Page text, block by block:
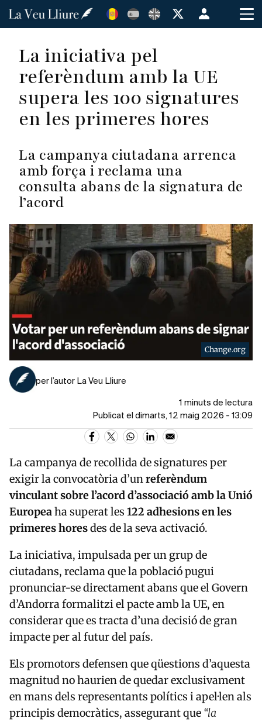
Vés
Menú
de
usuario
La iniciativa pel
referèndum amb la UE
supera les 100 signatures
en les primeres hores
La campanya ciutadana arrenca
amb força i reclama una
consulta abans de la signatura de
l’acord
Change.org
per l’autor La Veu Lliure
1 minuts de lectura
Publicat el dimarts, 12 maig 2026 - 13:09
La campanya de recollida de signatures per
exigir la convocatòria d’unreferèndum
vinculant sobre l’acord d’associació amb la Unió
Europeaha superat les 122 adhesions en les
primeres horesdes de la seva activació.
La iniciativa, impulsada per un grup de
ciutadans, reclama que la població pugui
pronunciar-se directament abans que el Govern
d’Andorra formalitzi el pacte amb la UE, en
considerar que es tracta d’una decisió de gran
impacte per al futur del país.
Els promotors defensen que qüestions d’aquesta
magnitud no haurien de quedar exclusivament
en mans dels representants polítics i apel·len als
principis democràtics, assegurant que “la